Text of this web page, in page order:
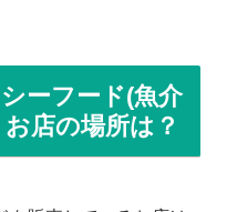
ーフード(魚介
店の場所は？